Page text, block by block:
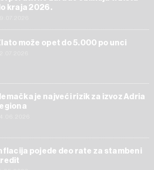
kraja 2026.
može opet do 5.000 po unci
je najveći rizik za izvoz Adria
pojede deo rate za stambeni